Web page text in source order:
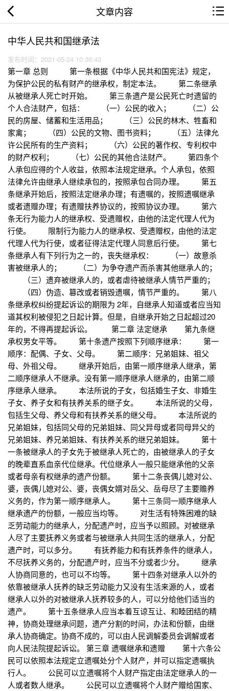
文章内容
中华人民共和国继承法
发布时间：2021-05-24 10:36:43
第一章 总则 第一条根据《中华人民共和国宪法》规定，
为保护公民的私有财产的继承权，制定本法。 第二条继承
从被继承人死亡时开始。 第三条遗产是公民死亡时遗留的
个人合法财产，包括： （一）公民的收入； （二）公
民的房屋、储蓄和生活用品； （三）公民的林木、牲畜和
家禽； （四）公民的文物、图书资料； （五）法律允
许公民所有的生产资料； （六）公民的著作权、专利权中
的财产权利； （七）公民的其他合法财产。 第四条个
人承包应得的个人收益，依照本法规定继承。个人承包，依照
法律允许由继承人继续承包的，按照承包合同办理。 第五
条继承开始后，按照法定继承办理；有遗嘱的，按照遗嘱继承
或者遗赠办理；有遗赠扶养协议的，按照协议办理。 第六
条无行为能力人的继承权、受遗赠权，由他的法定代理人代为
行使。 限制行为能力人的继承权、受遗赠权，由他的法定
代理人代为行使，或者征得法定代理人同意后行使。 第七
条继承人有下列行为之一的，丧失继承权： （一）故意杀
害被继承人的； （二）为争夺遗产而杀害其他继承人的；
（三）遗弃被继承人的，或者虐待被继承人情节严重的；
（四）伪造、篡改或者销毁遗嘱，情节严重的。 第八
条继承权纠纷提起诉讼的期限为 2年，自继承人知道或者应当知
道其权利被侵犯之日起计算。但是，自继承开始之日起超过20
年的，不得再提起诉讼。 第二章 法定继承 第九条继
承权男女平等。 第十条遗产按照下列顺序继承： 第一
顺序：配偶、子女、父母。 第二顺序：兄弟姐妹、祖父
母、外祖父母。 继承开始后，由第一顺序继承人继承，第
二顺序继承人不继承。没有第一顺序继承人继承的，由第二顺
序继承人继承。 本法所说的子女，包括婚生子女、非婚生
子女、养子女和有扶养关系的继子女。 本法所说的父母，
包括生父母、养父母和有扶养关系的继父母。 本法所说的
兄弟姐妹，包括同父母的兄弟姐妹、同父异母或者同母异父的
兄弟姐妹、养兄弟姐妹、有扶养关系的继兄弟姐妹。 第十
一条被继承人的子女先于被继承人死亡的，由被继承人的子女
的晚辈直系血亲代位继承。代位继承人一般只能继承他的父亲
或者母亲有权继承的遗产份额。 第十二条丧偶儿媳对公、
婆，丧偶儿媳对公、婆，丧偶女婿对岳父、岳母尽了主要赡养
义务的，作为第一顺序继承人。 第十三条同一顺序继承人
继承遗产的份额，一般应当均等。 对生活有特殊困难的缺
乏劳动能力的继承人，分配遗产时，应当予以照顾。对被继承
人尽了主要抚养义务或者与被继承人共同生活的继承人，分配
遗产时，可以多分。 有抚养能力和有抚养条件的继承人，
不尽抚养义务的，分配遗产时，应当不分或者少分。 继承
人协商同意的，也可以不均等。 第十四条对继承人以外的
依靠被继承人抚养的缺乏劳动能力又没有生活来源的人，或者
继承人以外的对被继承人抚养较多的人，可以分给他们适当的
遗产。 第十五条继承人应当本着互谅互让、和睦团结的精
神，协商处理继承问题，遗产分割的时间，办法和份额，由继
承人协商确定。协商不成的，可以由人民调解委员会调解或者
向人民法院提起诉讼。 第三章 遗嘱继承和遗赠 第十六条公
民可以依照本法规定立遗嘱处分个人财产，并可以指定遗嘱执
行人。 公民可以立遗嘱将个人财产指定由法定继承人的一
人或者数人继承。 公民可以立遗嘱将个人财产赠给国家、